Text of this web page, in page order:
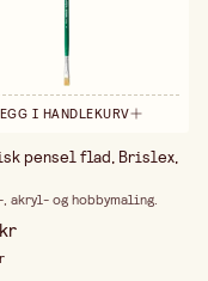
I HANDLEKURV
pensel flad, Brislex,
akryl- og hobbymaling.